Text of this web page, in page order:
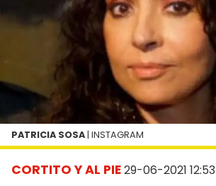
CORTITO Y AL PIE29-06-2021 12:53
PATRICIA SOSA | INSTAGRAM